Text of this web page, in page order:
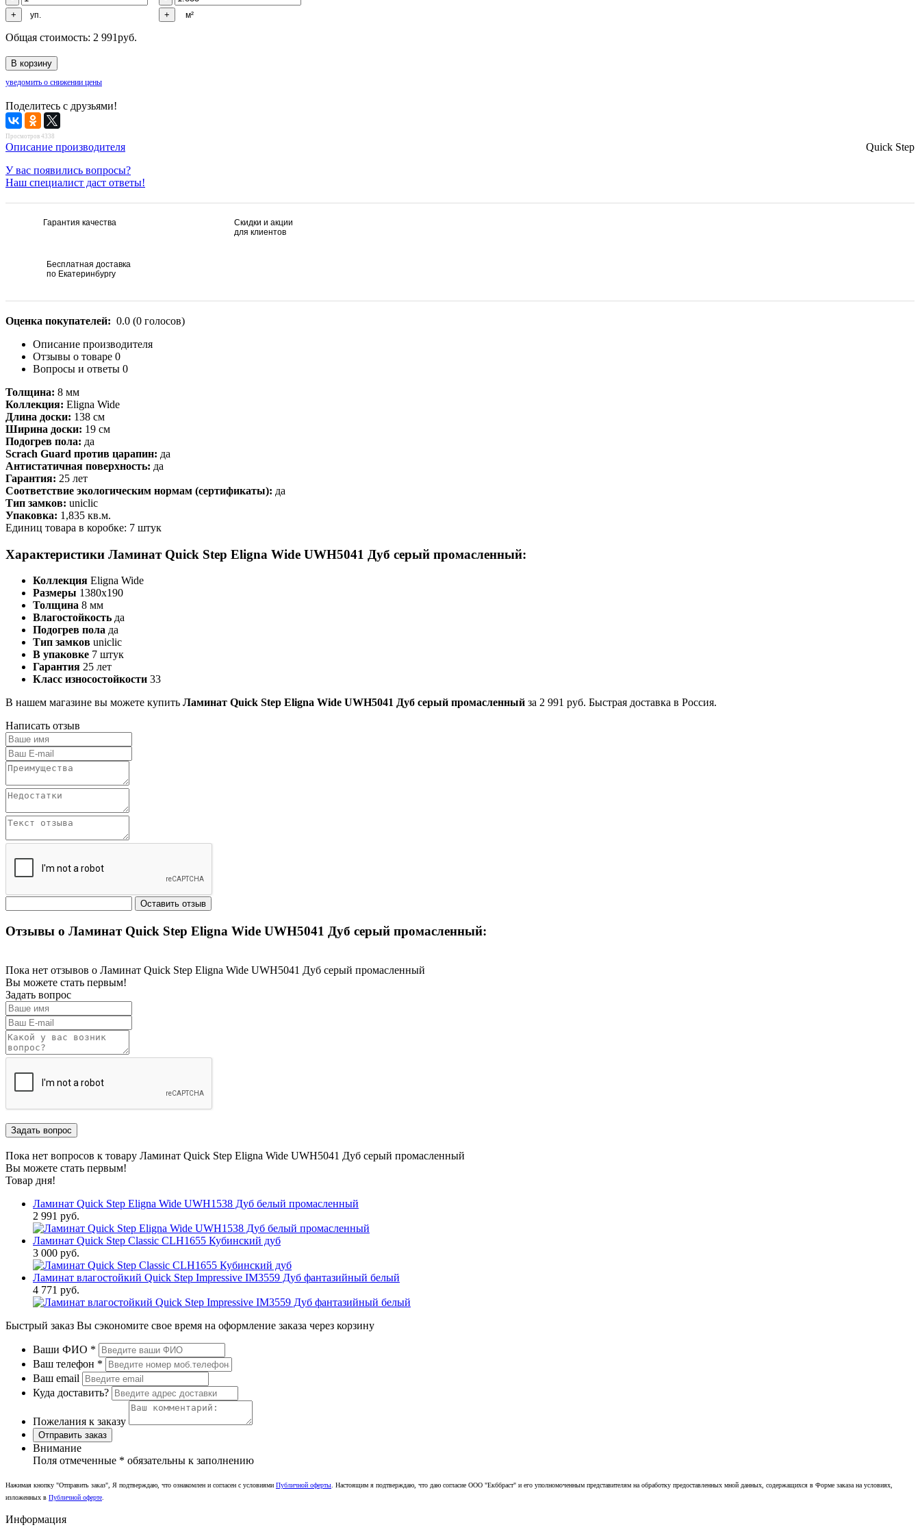
уп. м²
Общая стоимость: 2 991руб.
уведомить о снижении цены
Поделитесь с друзьями!
Просмотров 4338
Quick Step
Описание производителя
У вас появились вопросы?
Наш специалист даст ответы!
Гарантия качества
Скидки и акции
для клиентов
Бесплатная доставка
по Екатеринбургу
Оценка покупателей: 0.0 (0 голосов)
Описание производителя
Отзывы о товаре 0
Вопросы и ответы 0
Толщина: 8 мм
Коллекция: Eligna Wide
Длина доски: 138 см
Ширина доски: 19 см
Подогрев пола: да
Scrach Guard против царапин: да
Антистатичная поверхность: да
Гарантия: 25 лет
Соответствие экологическим нормам (сертификаты): да
Тип замков: uniclic
Упаковка: 1,835 кв.м.
Единиц товара в коробке: 7 штук
Характеристики Ламинат Quick Step Eligna Wide UWH5041 Дуб серый промасленный:
Коллекция Eligna Wide
Размеры 1380х190
Толщина 8 мм
Влагостойкость да
Подогрев пола да
Тип замков uniclic
В упаковке 7 штук
Гарантия 25 лет
Класс износостойкости 33
В нашем магазине вы можете купить Ламинат Quick Step Eligna Wide UWH5041 Дуб серый промасленный за 2 991 руб. Быстрая доставка в Россия.
Написать отзыв
Отзывы о Ламинат Quick Step Eligna Wide UWH5041 Дуб серый промасленный:
Пока нет отзывов о Ламинат Quick Step Eligna Wide UWH5041 Дуб серый промасленный
Вы можете стать первым!
Задать вопрос
Пока нет вопросов к товару Ламинат Quick Step Eligna Wide UWH5041 Дуб серый промасленный
Вы можете стать первым!
Товар дня!
Ламинат Quick Step Eligna Wide UWH1538 Дуб белый промасленный
2 991 руб.
Ламинат Quick Step Classic CLH1655 Кубинский дуб
3 000 руб.
Ламинат влагостойкий Quick Step Impressive IM3559 Дуб фантазийный белый
4 771 руб.
Быстрый заказ Вы сэкономите свое время на оформление заказа через корзину
Ваши ФИО *
Ваш телефон *
Ваш email
Куда доставить?
Пожелания к заказу
Отправить заказ
Внимание
Поля отмеченные * обязательны к заполнению
Нажимая кнопку "Отправить заказ", Я подтверждаю, что ознакомлен и согласен с условиями Публичной оферты . Настоящим я подтверждаю, что даю согласие ООО "Екббраст" и его уполномоченным представителям на обработку предоставленных мной данных, содержащихся в Форме заказа на условиях,
изложенных в Публичной оферте
Информация